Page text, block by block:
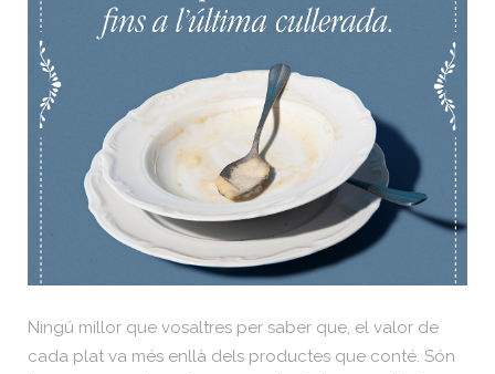
Ningú millor que vosaltres per saber que, el valor de
cada plat va més enllà dels productes que conté. Són